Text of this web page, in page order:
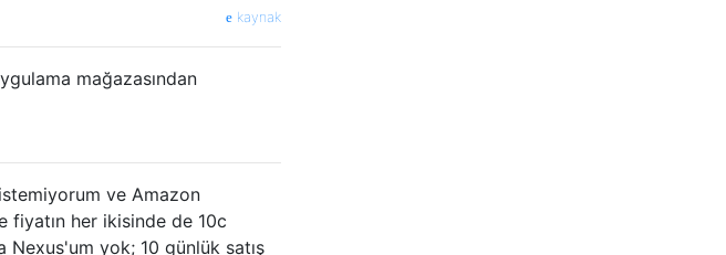
kaynak
mağazasından
ve Amazon
fiyatın her ikisinde de 10c
Nexus'um yok; 10 günlük satış